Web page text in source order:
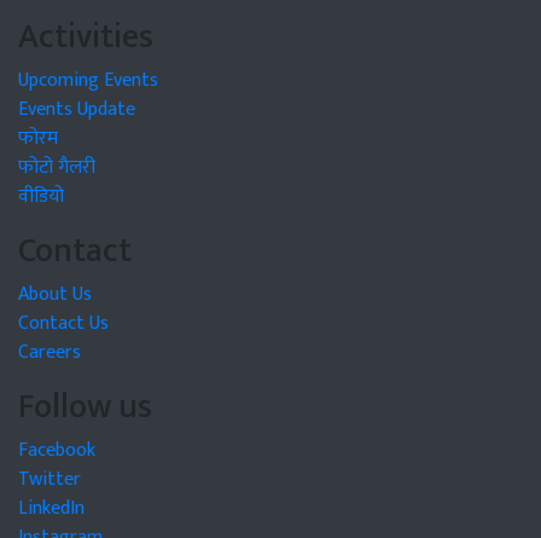
Activities
Upcoming Events
Events Update
फोरम
फोटो गैलरी
वीडियो
Contact
About Us
Contact Us
Careers
Follow us
Facebook
Twitter
LinkedIn